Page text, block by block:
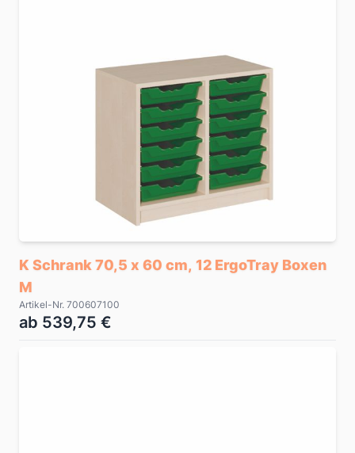
K Schrank 70,5 x 60 cm, 12 ErgoTray Boxen
M
Artikel-Nr. 700607100
ab 539,75 €